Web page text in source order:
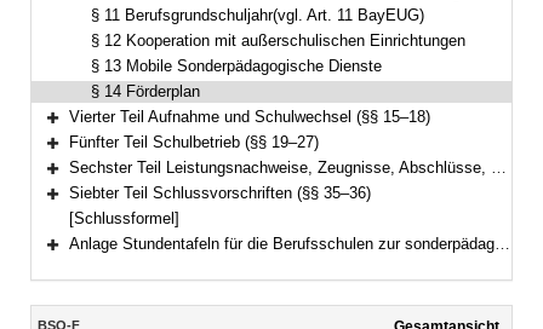
§ 11 Berufsgrundschuljahr(vgl. Art. 11 BayEUG)
§ 12 Kooperation mit außerschulischen Einrichtungen
§ 13 Mobile Sonderpädagogische Dienste
§ 14 Förderplan
Bereich erweitern
Vierter Teil Aufnahme und Schulwechsel (§§ 15–18)
Bereich erweitern
Fünfter Teil Schulbetrieb (§§ 19–27)
Bereich erweitern
Sechster Teil Leistungsnachweise, Zeugnisse, Abschlüsse, Berufsschulpflicht(Art. 52, 54 und 55 BayEUG) (§§ 28–34)
Bereich erweitern
Siebter Teil Schlussvorschriften (§§ 35–36)
[Schlussformel]
Anlage Stundentafeln für die Berufsschulen zur sonderpädagogischen Förderung
Inhalt
BSO-F